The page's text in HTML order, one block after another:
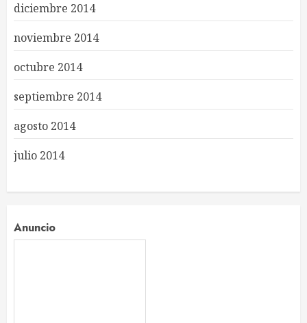
diciembre 2014
noviembre 2014
octubre 2014
septiembre 2014
agosto 2014
julio 2014
Anuncio